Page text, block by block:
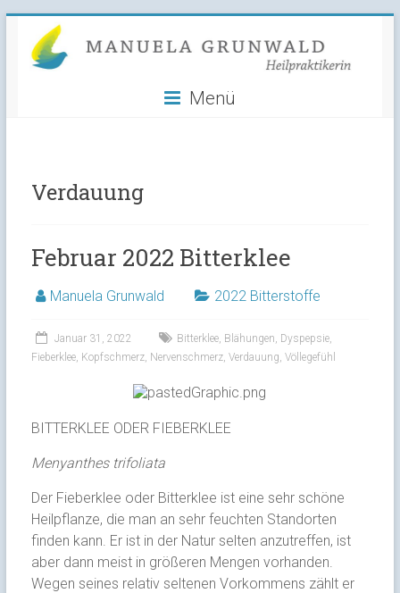
content
Manuela
Grunwald
Menü
Verdauung
Februar 2022 Bitterklee
Manuela Grunwald 2022 Bitterstoffe
Januar 31, 2022 Bitterklee, Blähungen Dyspepsie,
Fieberklee, Kopfschmerz, Nervenschmerz, Verdauung Völlegefühl
BITTERKLEE ODER FIEBERKLEE
Menyanthes trifoliata
Der Fieberklee oder Bitterklee ist eine sehr schöne
Heilpflanze, die man an sehr feuchten Standorten
finden kann. Er ist in der Natur selten anzutreffen, ist
aber dann meist in größeren Mengen vorhanden.
Wegen seines relativ seltenen Vorkommens zählt er